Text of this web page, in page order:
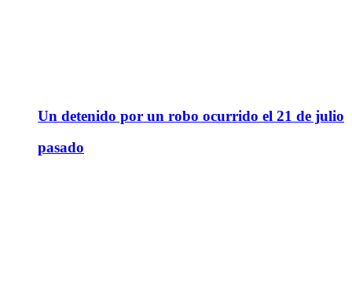
Un detenido por un robo ocurrido el 21 de julio
pasado